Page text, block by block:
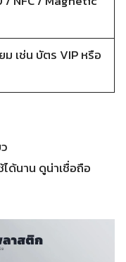
เช่น บัตร VIP หรือ
ด้นาน ดูน่าเชื่อถือ